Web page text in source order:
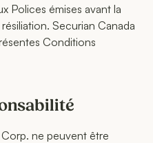
Polices émises avant la
Securian Canada
Conditions
ne peuvent être